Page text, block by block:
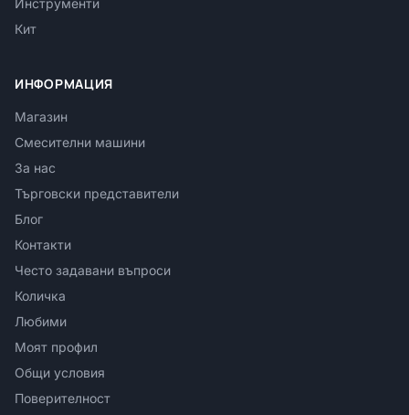
Инструменти
Кит
ИНФОРМАЦИЯ
Магазин
Смесителни машини
За нас
Търговски представители
Блог
Контакти
Често задавани въпроси
Количка
Любими
Моят профил
Общи условия
Поверителност